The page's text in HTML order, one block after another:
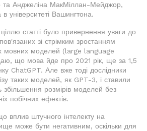
та Анджеліна МакМіллан-Мейджор,
університеті Вашингтона.
статті було привернення уваги до
зі стрімким зростанням
мовних моделей (large language
що мова йде про 2021 рік, ще за 1,5
ChatGPT. Але вже тоді дослідники
таких моделей, як GPT-3, і ставили
збільшення розмірів моделей без
побічних ефектів.
вплив штучного інтелекту на
може бути негативним, оскільки для